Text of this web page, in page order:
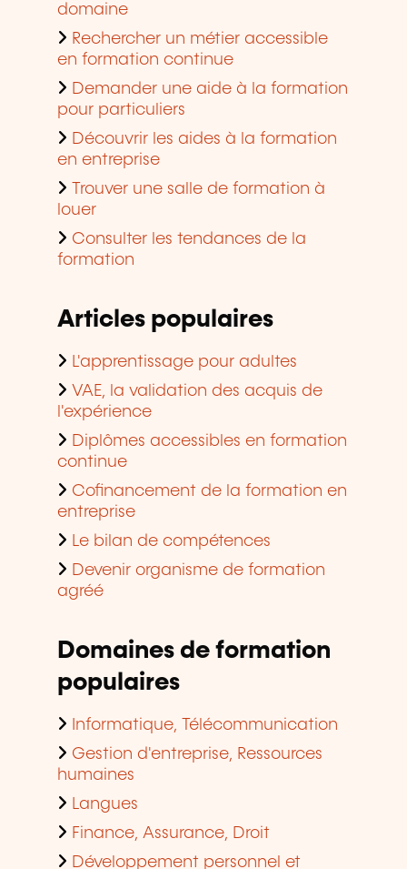
domaine
Rechercher un métier accessible
en formation continue
Demander une aide à la formation
pour particuliers
Découvrir les aides à la formation
en entreprise
Trouver une salle de formation à
louer
Consulter les tendances de la
formation
Articles populaires
L'apprentissage pour adultes
VAE, la validation des acquis de
l'expérience
Diplômes accessibles en formation
continue
Cofinancement de la formation en
entreprise
Le bilan de compétences
Devenir organisme de formation
agréé
Domaines de formation
populaires
Informatique, Télécommunication
Gestion d'entreprise, Ressources
humaines
Langues
Finance, Assurance, Droit
Développement personnel et